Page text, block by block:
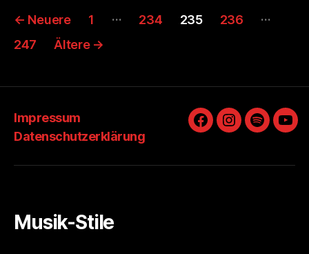
Seitennummerierung
der
← Neuere 1 … 234 235 236
…
247
Ältere →
Impressum
Datenschutzerklärung
FacebookInstagram
Spotify
Musik-Stile